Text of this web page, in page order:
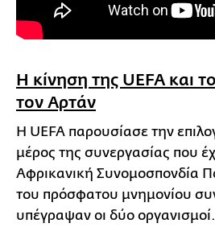
Η κίνηση της UEFA και
τον Αρτάν
Η UEFA παρουσίασε την
μέρος της συνεργασίας που
Αφρικανική Συνομοσπονδία
του πρόσφατου μνημονίου
υπέγραψαν οι δύο οργανισμοί.